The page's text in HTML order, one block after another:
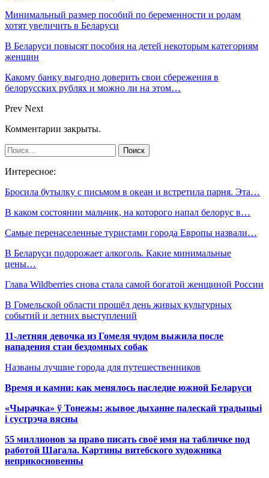
Минимальный размер пособий по беременности и родам
хотят увеличить в Беларуси
В Беларуси повысят пособия на детей некоторым категориям
женщин
Какому банку выгодно доверить свои сбережения в
белорусских рублях и можно ли на этом…
Prev Next
Комментарии закрыты.
Интересное:
Бросила бутылку с письмом в океан и встретила парня. Эта…
В каком состоянии мальчик, на которого напал белорус в…
Самые перенаселенные туристами города Европы назвали…
В Беларуси подорожает алкоголь. Какие минимальные
цены…
Глава Wildberries снова стала самой богатой женщиной России
В Гомельской области прошёл день живых культурных
событий и летних выступлений
11-летняя девочка из Гомеля чудом выжила после
нападения стаи бездомных собак
Названы лучшие города для путешественников
Время и камни: как менялось наследие южной Беларуси
«Чырачка» ў Тонежы: жывое дыханне палескай традыцыі
і сустрэча вясны
55 миллионов за право писать своё имя на табличке под
работой Шагала. Картины витебского художника
неприкосновенны